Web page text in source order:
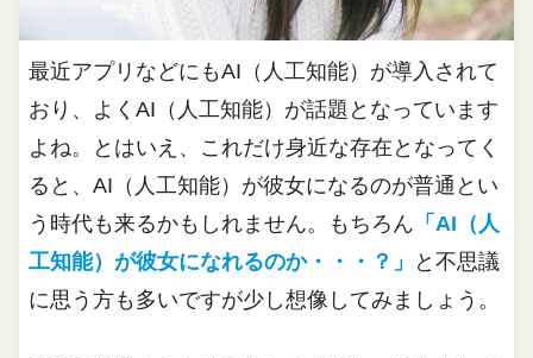
最近アプリなどにもAI（人工知能）が導入されて
おり、よくAI（人工知能）が話題となっています
よね。とはいえ、これだけ身近な存在となってく
ると、AI（人工知能）が彼女になるのが普通とい
う時代も来るかもしれません。もちろん 「AI（人
工知能）が彼女になれるのか・・・？」
と不思議
に思う方も多いですが少し想像してみましょう。